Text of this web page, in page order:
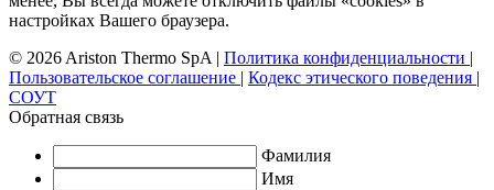
настройках Вашего браузера.
© 2026 Ariston Thermo SpA | Политика конфиденциальности |
Пользовательское соглашение | Кодекс этического поведения |
СОУТ
Обратная связь
Фамилия
Имя